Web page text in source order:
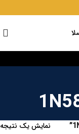
نمایش یک نتیجه